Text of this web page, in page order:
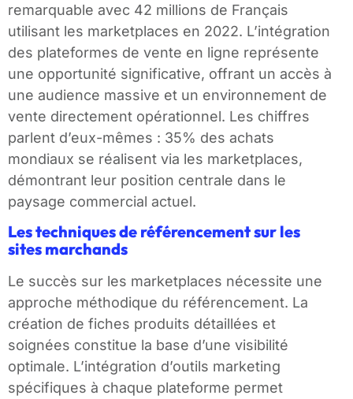
remarquable avec 42 millions de Français
utilisant les marketplaces en 2022. L’intégration
des plateformes de vente en ligne représente
une opportunité significative, offrant un accès à
une audience massive et un environnement de
vente directement opérationnel. Les chiffres
parlent d’eux-mêmes : 35% des achats
mondiaux se réalisent via les marketplaces,
démontrant leur position centrale dans le
paysage commercial actuel.
Les techniques de référencement sur les
sites marchands
Le succès sur les marketplaces nécessite une
approche méthodique du référencement. La
création de fiches produits détaillées et
soignées constitue la base d’une visibilité
optimale. L’intégration d’outils marketing
spécifiques à chaque plateforme permet